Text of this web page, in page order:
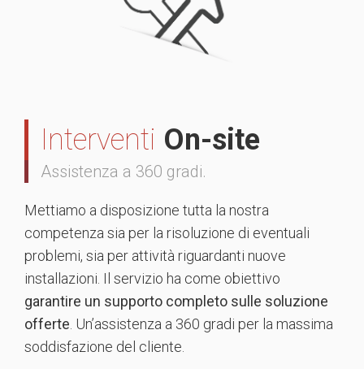
Interventi On-site
Assistenza a 360 gradi.
Mettiamo a disposizione tutta la nostra
competenza sia per la risoluzione di eventuali
problemi, sia per attività riguardanti nuove
installazioni. Il servizio ha come obiettivo
garantire un supporto completo sulle soluzione
offerte . Un’assistenza a 360 gradi per la massima
soddisfazione del cliente.